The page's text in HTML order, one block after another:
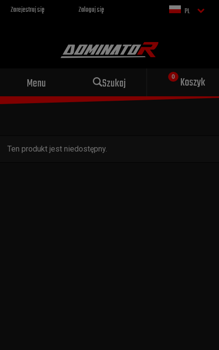
Zarejestruj się Zaloguj się PL
Menu Szukaj Koszyk
Ten produkt jest niedostępny.